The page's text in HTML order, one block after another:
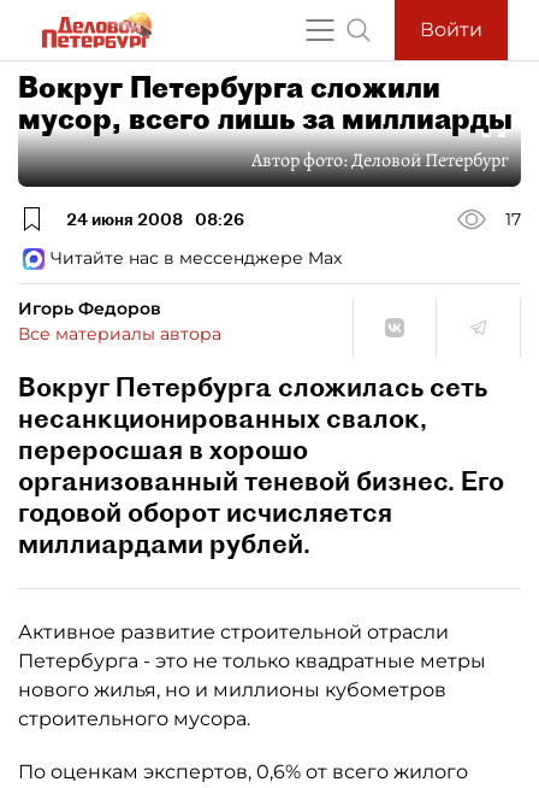
Войти
Вокруг Петербурга сложили
мусор, всего лишь за миллиарды
Автор фото:Деловой Петербург
24 июня 2008 08:26
17
Читайте нас в мессенджере Max
Игорь Федоров
Все материалы автора
Вокруг Петербурга сложилась сеть
несанкционированных свалок,
переросшая в хорошо
организованный теневой бизнес. Его
годовой оборот исчисляется
миллиардами рублей.
Активное развитие строительной отрасли
Петербурга - это не только квадратные метры
нового жилья, но и миллионы кубометров
строительного мусора.
По оценкам экспертов, 0,6% от всего жилого